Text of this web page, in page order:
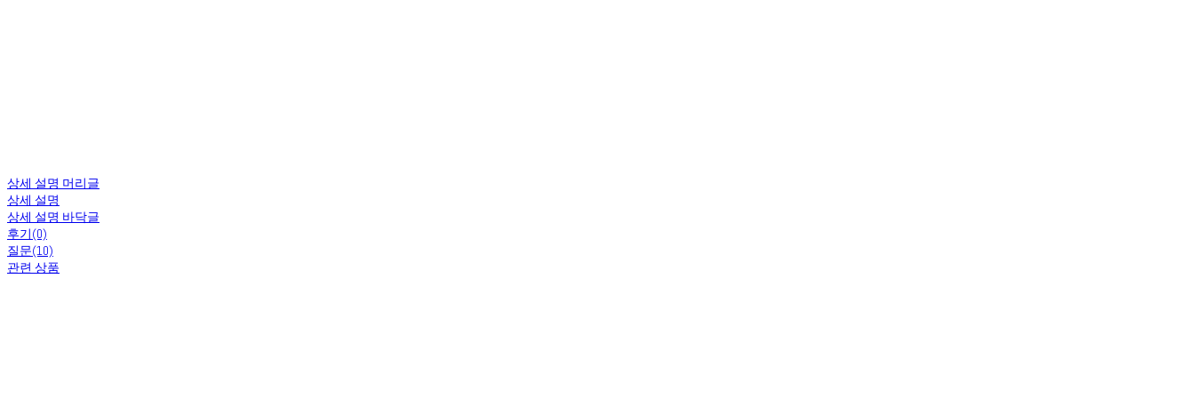
상세 설명 머리글
상세 설명
상세 설명 바닥글
후기(0)
질문(10)
관련 상품